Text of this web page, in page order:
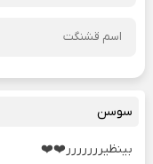
سوسن
بینظیررررررر❤️❤️